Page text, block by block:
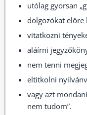
utólag gyorsan
dolgozókat előre
vitatkozni
aláírni
nem tenni
eltitkolni
vagy azt
nem tudom”.